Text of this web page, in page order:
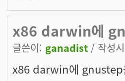
x86 darwin에
글쓴이: ganadist / 작성
x86 darwin에 gnustep